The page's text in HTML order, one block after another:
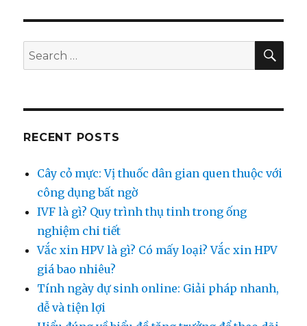
Do
Mua
Search
for:
RECENT POSTS
Cây cỏ mực: Vị thuốc dân gian quen thuộc với
công dụng bất ngờ
IVF là gì? Quy trình thụ tinh trong ống
nghiệm chi tiết
Vắc xin HPV là gì? Có mấy loại? Vắc xin HPV
giá bao nhiêu?
Tính ngày dự sinh online: Giải pháp nhanh,
dễ và tiện lợi